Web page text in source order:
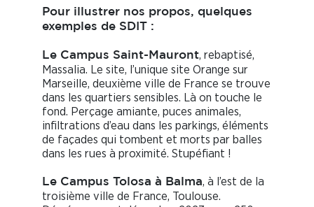
Pour illustrer nos propos, quelques
exemples de SDIT :
Le Campus Saint-Mauront, rebaptisé,
Massalia. Le site, l’unique site Orange sur
Marseille, deuxième ville de France se trouve
dans les quartiers sensibles. Là on touche le
fond. Perçage amiante, puces animales,
infiltrations d’eau dans les parkings, éléments
de façades qui tombent et morts par balles
dans les rues à proximité. Stupéfiant !
Le Campus Tolosa à Balma, à l’est de la
troisième ville de France, Toulouse.